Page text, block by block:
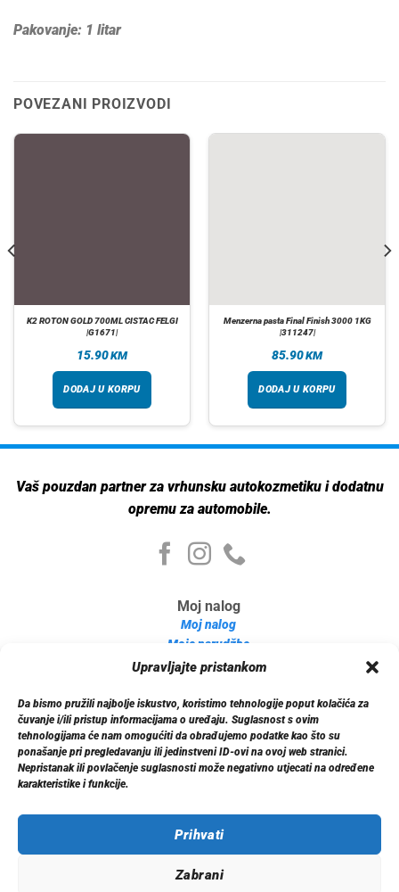
Upravljajte pristankom
Da bismo pružili najbolje iskustvo, koristimo tehnologije poput kolačića za
čuvanje i/ili pristup informacijama o uređaju. Suglasnost s ovim
tehnologijama će nam omogućiti da obrađujemo podatke kao što su
ponašanje pri pregledavanju ili jedinstveni ID-ovi na ovoj web stranici.
Nepristanak ili povlačenje suglasnosti može negativno utjecati na određene
karakteristike i funkcije.
Prihvati
Zabrani
Pakovanje: 1 litar
POVEZANI PROIZVODI
K2 ROTON GOLD 700ML CISTAC FELGI
|G1671|
15.90KM
DODAJ U KORPU
Menzerna pasta Final Finish 3000 1KG
|311247|
85.90KM
DODAJ U KORPU
Vaš pouzdan partner za vrhunsku autokozmetiku i dodatnu
opremu za automobile.
Moj nalog
Moj nalog
Moje narudžbe
Detalji računa
Informacije
O nama
Dostava
Politika privatnosti
© 2026 Xenon.ba. Sva prava zadržana.